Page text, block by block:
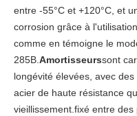
entre -55°C et +120°C, et
corrosion grâce à
comme en témoigne le
285B. Amortisseurssont
longévité élevées, avec
acier de haute résistance
vieillissement.fixé entre